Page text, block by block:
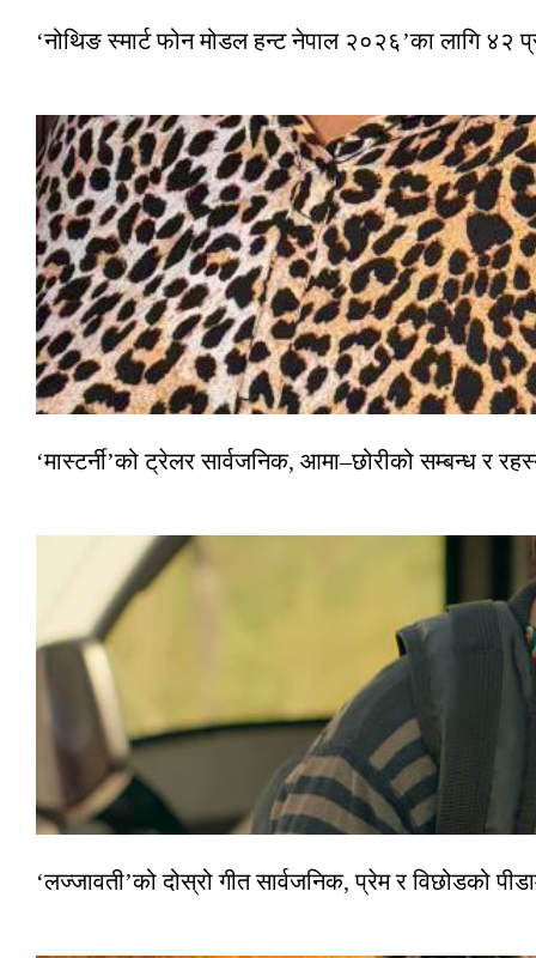
‘नोथिङ स्मार्ट फोन मोडल हन्ट नेपाल २०२६’का लागि ४२
‘मास्टर्नी’को ट्रेलर सार्वजनिक, आमा–छोरीको सम्बन्ध र
‘लज्जावती’को दोस्रो गीत सार्वजनिक, प्रेम र विछोडको